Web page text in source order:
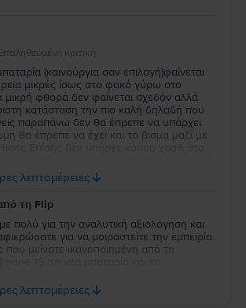
κριτική
(καινούργια σαν επιλογή)φαίνεται
μικρές ίσως στο φακό γύρω στο
μικρή φθορά δεν φαίνεται σχεδόν αλλά
κατάσταση την πιο καλή δηλαδή που
παραπάνω δεν θα έπρεπε να υπάρχει
θα έπρεπε να έχει και το βισμα μαζί με
520 περίπου ευρώ Πάνω κάτω δεν
λεπτομέρειες
τη Flip
πολύ για την αναλυτική αξιολόγηση και
για να μοιραστείτε την εμπειρία
που μείνατε ικανοποιημένη από τη
σχετικά με τη μικρή φθορά, τα
την ενημέρωση για την εγγύηση. Τα σχόλιά
λεπτομέρειες